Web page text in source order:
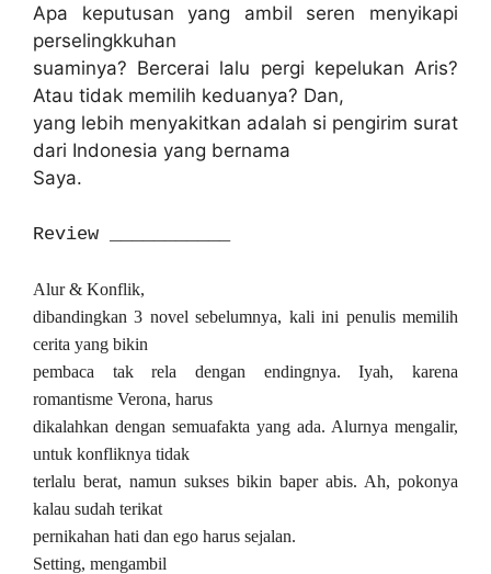
Apa keputusan yang ambil seren menyikapi
perselingkkuhan
suaminya? Bercerai lalu pergi kepelukan Aris?
Atau tidak memilih keduanya? Dan,
yang lebih menyakitkan adalah si pengirim surat
dari Indonesia yang bernama
Saya.
Review ___________
Alur & Konflik,
dibandingkan 3 novel sebelumnya, kali ini penulis memilih
cerita yang bikin
pembaca tak rela dengan endingnya. Iyah, karena
romantisme Verona, harus
dikalahkan dengan semuafakta yang ada. Alurnya mengalir,
untuk konfliknya tidak
terlalu berat, namun sukses bikin baper abis. Ah, pokonya
kalau sudah terikat
pernikahan hati dan ego harus sejalan.
Setting, mengambil